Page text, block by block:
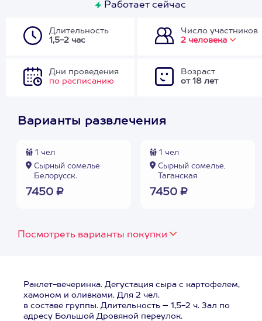
Работает сейчас
Длительность
1,5-2 час
Число участников
2 человека
Дни проведения
по расписанию
Возраст
от 18 лет
Варианты развлечения
1 чел
Сырный сомелье
Белорусск.
7450 ₽
1 чел
Сырный сомелье,
Таганская
7450 ₽
Посмотреть варианты покупки
Раклет-вечеринка. Дегустация сыра с картофелем,
хамоном и оливками. Для 2 чел.
в составе группы. Длительность – 1,5-2 ч. Зал по
адресу Большой Дровяной переулок.